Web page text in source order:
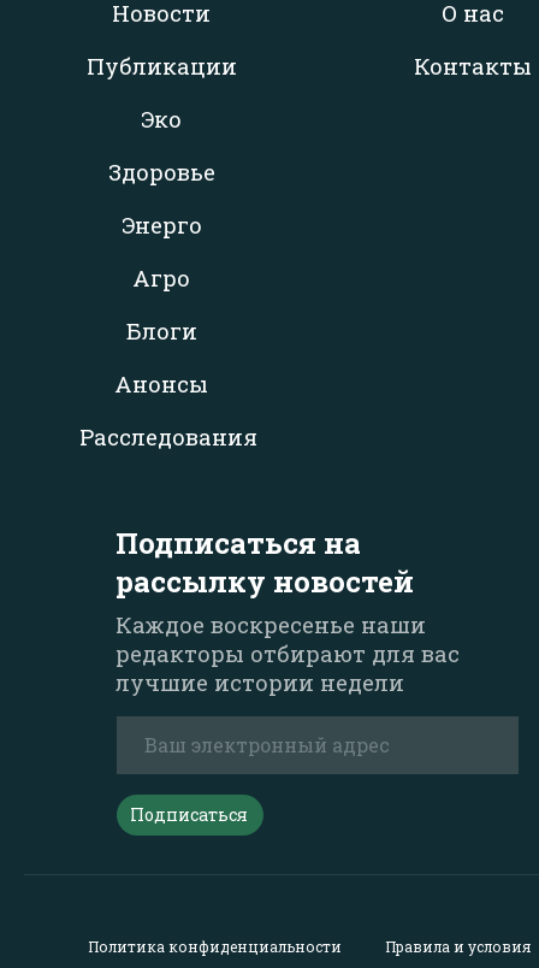
Новости
Публикации
Эко
Здоровье
Энерго
Агро
Блоги
Анонсы
Расследования
О нас
Контакты
Подписаться на
рассылку новостей
Каждое воскресенье наши
редакторы отбирают для вас
лучшие истории недели
Подписаться
Политика конфиденциальности Правила и условия